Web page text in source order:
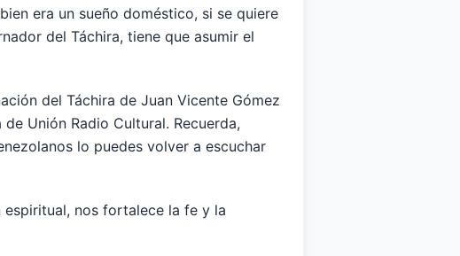
era un sueño doméstico, si se quiere
del Táchira, tiene que asumir el
del Táchira de Juan Vicente Gómez
Unión Radio Cultural. Recuerda,
lo puedes volver a escuchar
espiritual, nos fortalece la fe y la